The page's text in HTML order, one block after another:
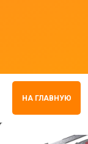
НА ГЛАВНУЮ